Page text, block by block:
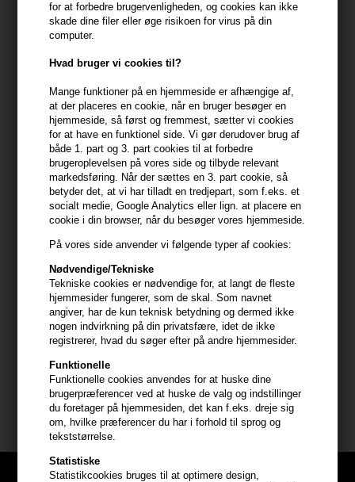
for at forbedre brugervenligheden, og cookies kan ikke
skade dine filer eller øge risikoen for virus på din
computer.
Hvad bruger vi cookies til?
Mange funktioner på en hjemmeside er afhængige af,
at der placeres en cookie, når en bruger besøger en
hjemmeside, så først og fremmest, sætter vi cookies
for at have en funktionel side. Vi gør derudover brug af
både 1. part og 3. part cookies til at forbedre
brugeroplevelsen på vores side og tilbyde relevant
markedsføring. Når der sættes en 3. part cookie, så
betyder det, at vi har tilladt en tredjepart, som f.eks. et
socialt medie, Google Analytics eller lign. at placere en
cookie i din browser, når du besøger vores hjemmeside.
På vores side anvender vi følgende typer af cookies:
Nødvendige/Tekniske
Tekniske cookies er nødvendige for, at langt de fleste
hjemmesider fungerer, som de skal. Som navnet
angiver, har de kun teknisk betydning og dermed ikke
nogen indvirkning på din privatsfære, idet de ikke
registrerer, hvad du søger efter på andre hjemmesider.
Funktionelle
Funktionelle cookies anvendes for at huske dine
brugerpræferencer ved at huske de valg og indstillinger
du foretager på hjemmesiden, det kan f.eks. dreje sig
om, hvilke præferencer du har i forhold til sprog og
tekststørrelse.
Statistiske
Statistikcookies bruges til at optimere design,
Egenskaber
Four Reasons Original Repair Conditioner er formuleret til intensivt
at reparere og genopbygge hår, der har lidt under farvning,
conditioner er rig på proteiner og aminosyrer, som trænger ind i
hårets struktur og styrker det fra indersiden. Produktet forbedrer
hårets elasticitet og reducerer brud, mens det tilføjer en sund
glans. Det indeholder også fugtgivende ingredienser, der sikrer, at
håret ikke bliver tørt eller sprødt. Vegansk og fri for skadelige
kemikalier, er denne conditioner både sikker og effektiv for alle
hårtyper.
Efter vask med Shampoo påføres conditioner jævnt i vådt hår, og
fokuser på midterlængder og ender, hvor skaderne oftest er
værst. Lad virke i 2-3 minutter for at tillade de aktive ingredienser
at trænge dybt ind og virke. Skyl derefter håret grundigt ud. For
optimalt resultat og fortsat genopbygning, anvend regelmæssigt
sammen med andre produkter fra Four Reasons Repair serie.
Størrelse: 300ml
Four Reasons shampoo mm